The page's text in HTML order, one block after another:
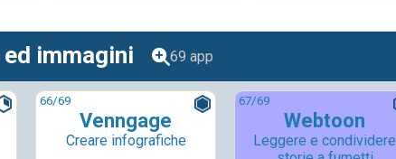
immagini 69 app
66/69
Venngage
Creare infografiche
67/69
Webtoon
Leggere e condividere